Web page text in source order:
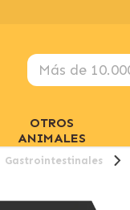
OTROS
ANIMALES
Gastrointestinales